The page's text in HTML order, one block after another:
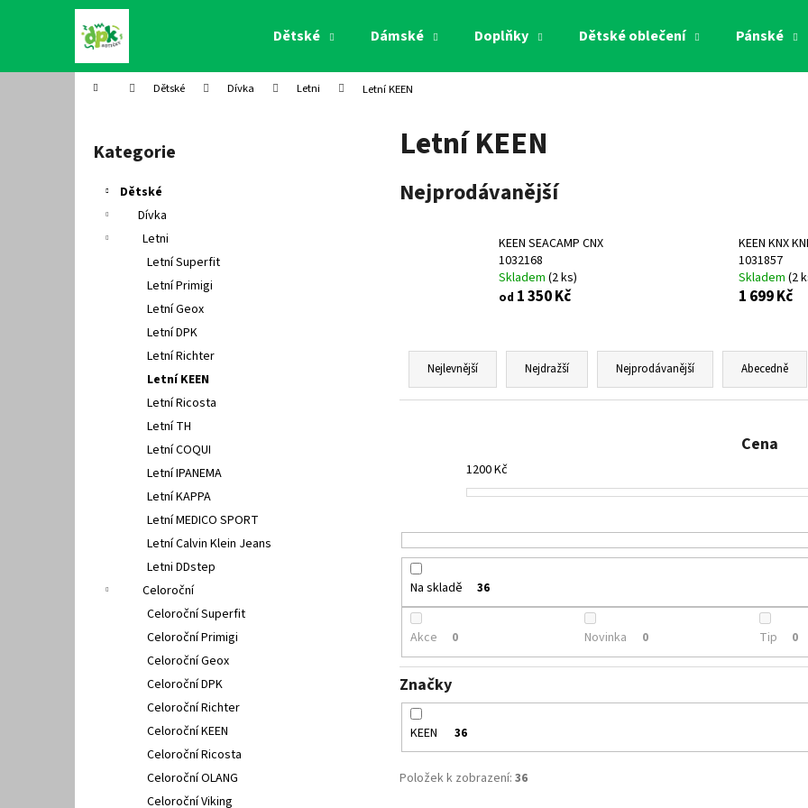
Dětské Dámské Doplňky Dětské oblečení Pánské
Domů Dětské Dívka Letni Letní KEEN
Přeskočit
kategorie
Kategorie
Dětské
Dívka
Letni
Letní Superfit
Letní Primigi
Letní Geox
Letní DPK
Letní Richter
Letní KEEN
Letní Ricosta
Letní TH
Letní COQUI
Letní IPANEMA
Letní KAPPA
Letní MEDICO SPORT
Letní Calvin Klein Jeans
Letni DDstep
Celoroční
Celoroční Superfit
Celoroční Primigi
Celoroční Geox
Celoroční DPK
Celoroční Richter
Celoroční KEEN
Celoroční Ricosta
Celoroční OLANG
Celoroční Viking
Letní KEEN
Nejprodávanější
KEEN SEACAMP CNX
1032168
Skladem (2 ks)
od 1 350 Kč
KEEN KNX
1031857
Skladem (2
1 699 Kč
Ř
z
o
d
k
ů
Nejlevnější Nejdražší Nejprodávanější Abecedně
Cena
1200Kč
Na skladě 36
Akce 0 Novinka 0 Tip 0
Značky
KEEN 36
Položek k zobrazení: 36
í
Zpět
do
Zpět
do
Doporučujeme
PETER LEGWOOD AEQUOS DOLPHIN BLU
1 495 Kč